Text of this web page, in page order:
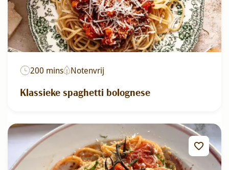
200 mins Notenvrij
Klassieke spaghetti bolognese